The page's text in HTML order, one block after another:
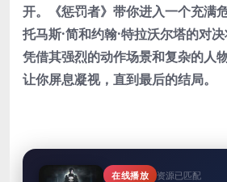
开。《惩罚者》带你进入一个充满
托马斯·简和约翰·特拉沃尔塔的对决
凭借其强烈的动作场景和复杂的人
让你屏息凝视，直到最后的结局。
在线播放 资源已匹配